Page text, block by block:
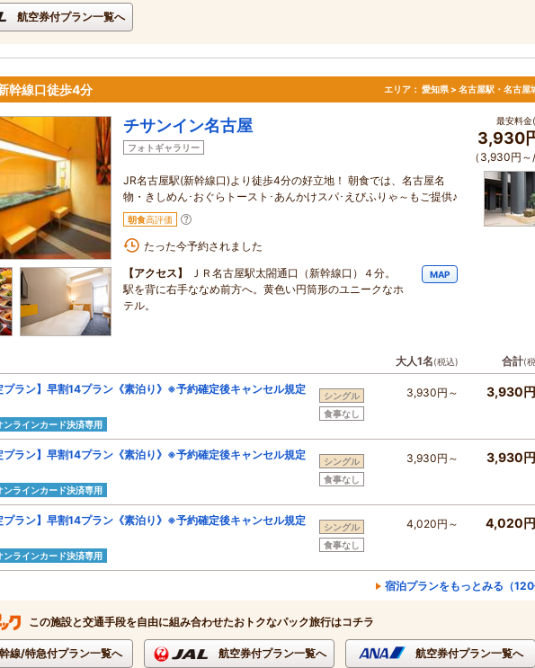
航空券付プラン一覧へ
幹線口徒歩4分 エリア： 愛知県 > 名古屋駅・名古屋
チサンイン名古屋
フォトギャラリー
JR名古屋駅(新幹線口)より徒歩4分の好立地！ 朝食では、名古屋名
物・きしめん･おぐらトースト･あんかけスパ･えびふりゃ～もご提供♪
朝食高評価
たった今予約されました
【アクセス】
ＪＲ名古屋駅太閤通口（新幹線口）４分。
駅を背に右手ななめ前方へ。黄色い円筒形のユニークなホ
テル。
MAP
最安料金
3,930
（3,930円～/
大人1名(税込) 合計(
プラン】早割14プラン《素泊り》※予約確定後キャンセル規定
ンラインカード決済専用
シングル
食事なし
3,930円～ 3,930
プラン】早割14プラン《素泊り》※予約確定後キャンセル規定
ンラインカード決済専用
シングル
食事なし
3,930円～ 3,930
プラン】早割14プラン《素泊り》※予約確定後キャンセル規定
ンラインカード決済専用
シングル
食事なし
4,020円～ 4,020
宿泊プランをもっとみる（120
この施設と交通手段を自由に組み合わせたおトクなパック旅行はコチラ
線/特急付プラン一覧へ 航空券付プラン一覧へ 航空券付プラン一覧へ